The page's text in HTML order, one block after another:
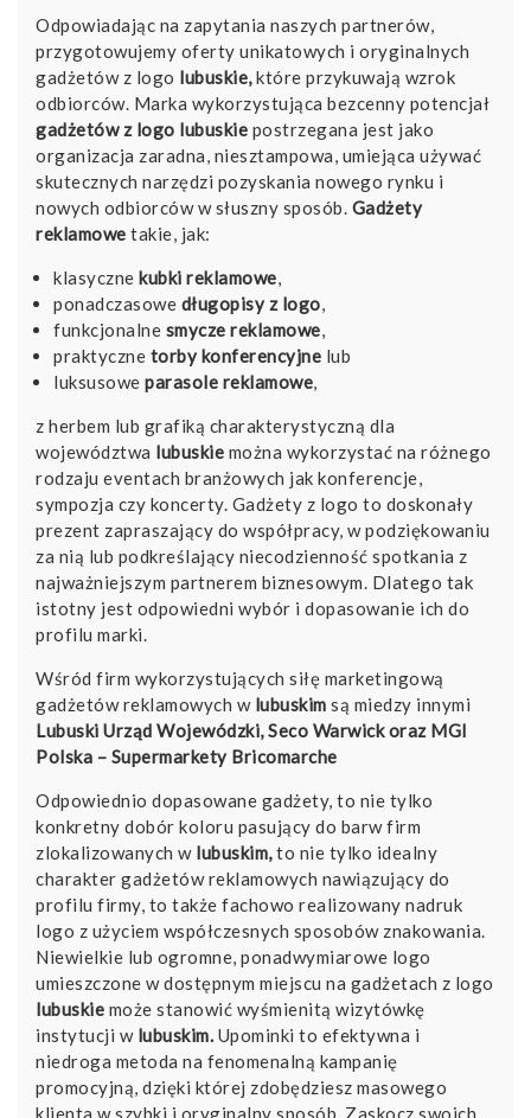
Odpowiadając na zapytania naszych partnerów,
przygotowujemy oferty unikatowych i oryginalnych
gadżetów z logo lubuskie,które przykuwają wzrok
odbiorców. Marka wykorzystująca bezcenny potencjał
gadżetów z logo lubuskie postrzegana jest jako
organizacja zaradna, niesztampowa, umiejąca używać
skutecznych narzędzi pozyskania nowego rynku i
nowych odbiorców w słuszny sposób. Gadżety
reklamowe takie, jak:
klasyczne kubki reklamowe,
ponadczasowe długopisy z logo,
funkcjonalne smycze reklamowe,
praktyczne torby konferencyjne lub
luksusowe parasole reklamowe,
z herbem lub grafiką charakterystyczną dla
województwa lubuskie można wykorzystać na różnego
rodzaju eventach branżowych jak konferencje,
sympozja czy koncerty. Gadżety z logo to doskonały
prezent zapraszający do współpracy, w podziękowaniu
za nią lub podkreślający niecodzienność spotkania z
najważniejszym partnerem biznesowym. Dlatego tak
istotny jest odpowiedni wybór i dopasowanie ich do
profilu marki.
Wśród firm wykorzystujących siłę marketingową
gadżetów reklamowych w lubuskim są miedzy innymi
Lubuski Urząd Wojewódzki,Seco Warwickoraz MGI
Polska – Supermarkety Bricomarche
Odpowiednio dopasowane gadżety, to nie tylko
konkretny dobór koloru pasujący do barw firm
zlokalizowanych w lubuskim,to nie tylko idealny
charakter gadżetów reklamowych nawiązujący do
profilu firmy, to także fachowo realizowany nadruk
logo z użyciem współczesnych sposobów znakowania.
Niewielkie lub ogromne, ponadwymiarowe logo
umieszczone w dostępnym miejscu na gadżetach z logo
lubuskie może stanowić wyśmienitą wizytówkę
instytucji w lubuskim. Upominki to efektywna i
niedroga metoda na fenomenalną kampanię
promocyjną, dzięki której zdobędziesz masowego
klienta w szybki i oryginalny sposób. Zaskocz swoich